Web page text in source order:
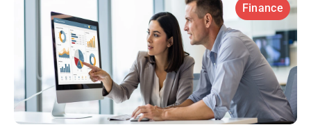
Finance